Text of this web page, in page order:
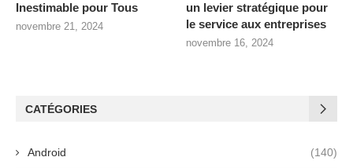
Inestimable pour Tous
novembre 21, 2024
un levier stratégique pour
le service aux entreprises
novembre 16, 2024
CATÉGORIES
Android (140)